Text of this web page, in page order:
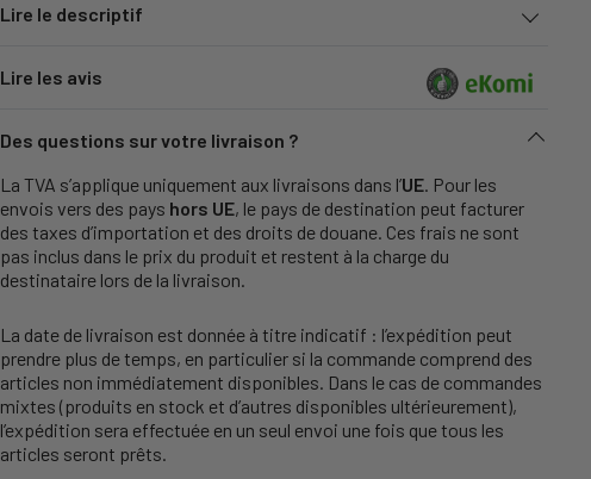
Lire le descriptif
Lire les avis
Des questions sur votre livraison ?
La TVA s’applique uniquement aux livraisons dans l’UE. Pour les
envois vers des pays hors UE, le pays de destination peut facturer
des taxes d’importation et des droits de douane. Ces frais ne sont
pas inclus dans le prix du produit et restent à la charge du
destinataire lors de la livraison.
La date de livraison est donnée à titre indicatif : l’expédition peut
prendre plus de temps, en particulier si la commande comprend des
articles non immédiatement disponibles. Dans le cas de commandes
mixtes (produits en stock et d’autres disponibles ultérieurement),
l’expédition sera effectuée en un seul envoi une fois que tous les
articles seront prêts.